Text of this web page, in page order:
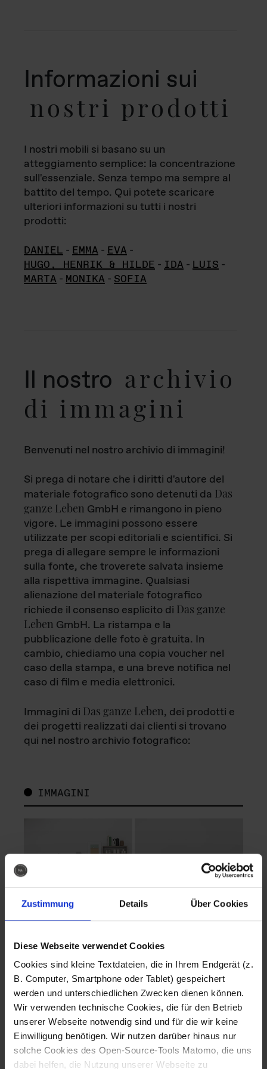
Zustimmung Details Über Cookies
Diese Webseite verwendet Cookies
Cookies sind kleine Textdateien, die in Ihrem Endgerät (z.
B. Computer, Smartphone oder Tablet) gespeichert
werden und unterschiedlichen Zwecken dienen können.
Wir verwenden technische Cookies, die für den Betrieb
unserer Webseite notwendig sind und für die wir keine
Einwilligung benötigen. Wir nutzen darüber hinaus nur
solche Cookies des Open-Source-Tools Matomo, die uns
dabei helfen, die Nutzung unserer Webseite zu
Informazioni sui
nostri prodotti
I nostri mobili si basano su un
atteggiamento semplice: la concentrazione
sull'essenziale. Senza tempo ma sempre al
battito del tempo. Qui potete scaricare
ulteriori informazioni su tutti i nostri
prodotti:
DANIEL - EMMA - EVA -
HUGO, HENRIK & HILDE - IDA - LUIS -
MARTA - MONIKA - SOFIA
Il nostro archivio
di immagini
Benvenuti nel nostro archivio di immagini!
Si prega di notare che i diritti d'autore del
materiale fotografico sono detenuti da Das
ganze Leben GmbH e rimangono in pieno
vigore. Le immagini possono essere
utilizzate per scopi editoriali e scientifici. Si
prega di allegare sempre le informazioni
sulla fonte, che troverete salvata insieme
alla rispettiva immagine. Qualsiasi
alienazione del materiale fotografico
richiede il consenso esplicito di Das ganze
Leben GmbH. La ristampa e la
pubblicazione delle foto è gratuita. In
cambio, chiediamo una copia voucher nel
caso della stampa, e una breve notifica nel
caso di film e media elettronici.
Immagini di Das ganze Leben, dei prodotti e
dei progetti realizzati dai clienti si trovano
qui nel nostro archivio fotografico:
IMMAGINI
Fotografo: Lorenz
Sternbach
Download
Fotografo: Lorenz
Sternbach
Download